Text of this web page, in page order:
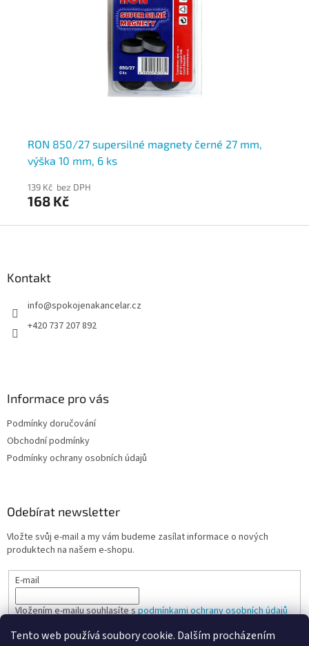
Tento web používá soubory cookie. Dalším procházením
RON 850/27 supersilné magnety černé 27 mm,
výška 10 mm, 6 ks
139 Kč bez DPH
168 Kč
Kontakt
info@spokojenakancelar.cz
+420 737 207 892
Informace pro vás
Podmínky doručování
Obchodní podmínky
Podmínky ochrany osobních údajů
Odebírat newsletter
Vložte svůj e-mail a my vám budeme zasílat informace o nových
produktech na našem e-shopu.
E-mail
Vložením e-mailu souhlasíte spodmínkami ochrany osobních údajů
PŘIHLÁSIT SE